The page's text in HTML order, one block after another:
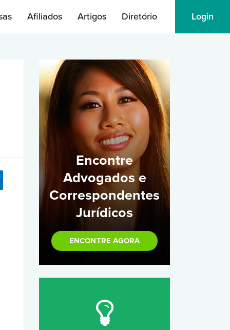
Afiliados Artigos Diretório Login
Encontre
Advogados e
Correspondentes
Jurídicos
ENCONTRE AGORA